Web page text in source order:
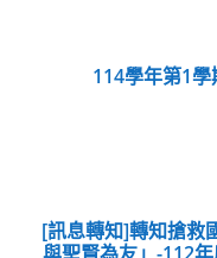
114學年第1
[訊息轉知]轉知搶救
與聖賢為友」-112